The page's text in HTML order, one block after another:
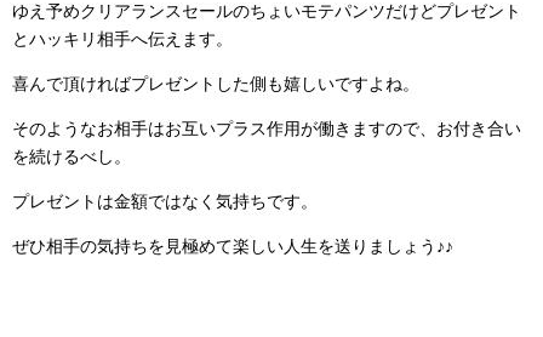
ゆえ予めクリアランスセールのちょいモテパンツだけどプレゼント
とハッキリ相手へ伝えます。
喜んで頂ければプレゼントした側も嬉しいですよね。
そのようなお相手はお互いプラス作用が働きますので、お付き合い
を続けるべし。
プレゼントは金額ではなく気持ちです。
ぜひ相手の気持ちを見極めて楽しい人生を送りましょう♪♪